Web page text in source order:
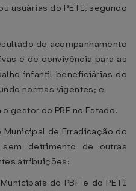
usuárias do PETI, segundo
do acompanhamento
e de convivência para as
infantil beneficiárias do
normas vigentes; e
gestor do PBF no Estado.
Municipal de Erradicação do
detrimento de outras
atribuições:
do PBF e do PETI